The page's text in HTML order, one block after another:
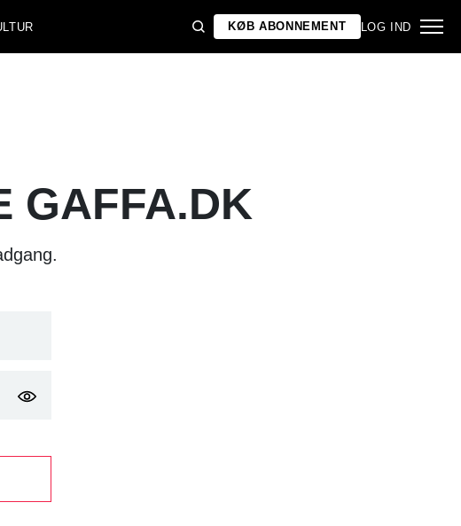
KØB ABONNEMENT LOG IND
GAFFA.DK